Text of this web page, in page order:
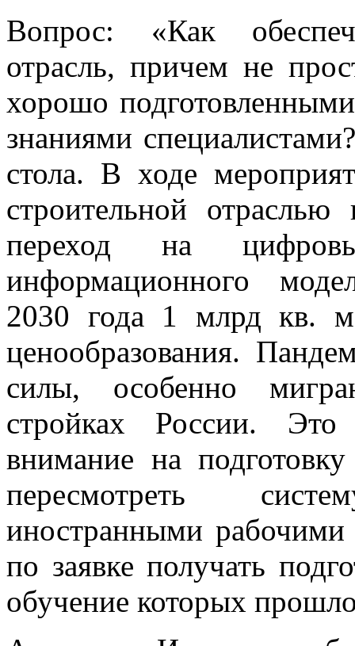
Вопрос: «Как
отрасль, причем не
хорошо
знаниями
стола. В ходе
строительной отраслью
переход на
информационного
2030 года 1 млрд кв.
ценообразования.
силы, особенно
стройках России. Это
внимание на
пересмотреть
иностранными рабочими
по заявке получать
обучение которых